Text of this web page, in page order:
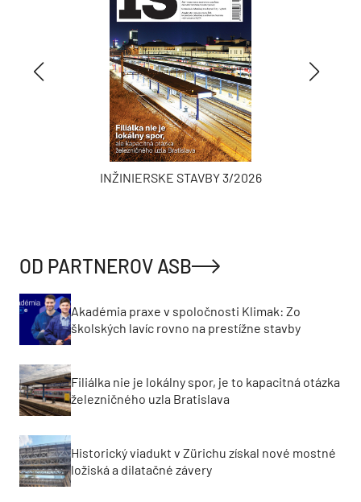
INŽINIERSKE STAVBY 3/2026
OD PARTNEROV ASB
Akadémia praxe v spoločnosti Klimak: Zo
školských lavíc rovno na prestížne stavby
Filiálka nie je lokálny spor, je to kapacitná otázka
železničného uzla Bratislava
Historický viadukt v Zürichu získal nové mostné
ložiská a dilatačné závery